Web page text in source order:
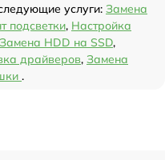
услуги: Замена
подсветки, Настройка
Замена HDD на SSD,
драйверов, Замена
.